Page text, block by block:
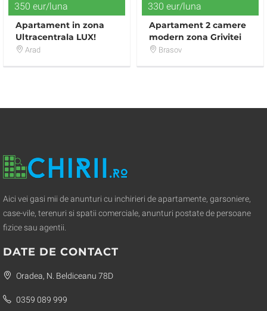
350 eur/luna
Apartament in zona
Ultracentrala LUX!
Arad
330 eur/luna
Apartament 2 camere
modern zona Grivitei
Brasov
Aici vei gasi mii de anunturi cu inchirieri de apartamente, garsoniere,
case-vile, terenuri si spatii comerciale, anunturi postate de persoane
fizice sau agentii.
DATE DE CONTACT
Oradea, N. Beldiceanu 78D
0359 089 999